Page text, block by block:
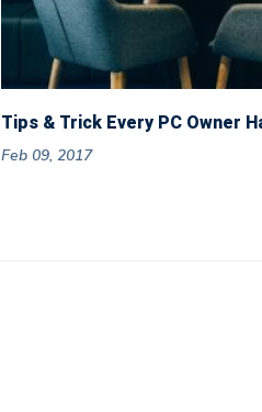
Tips & Trick Every PC Owner
Feb 09, 2017